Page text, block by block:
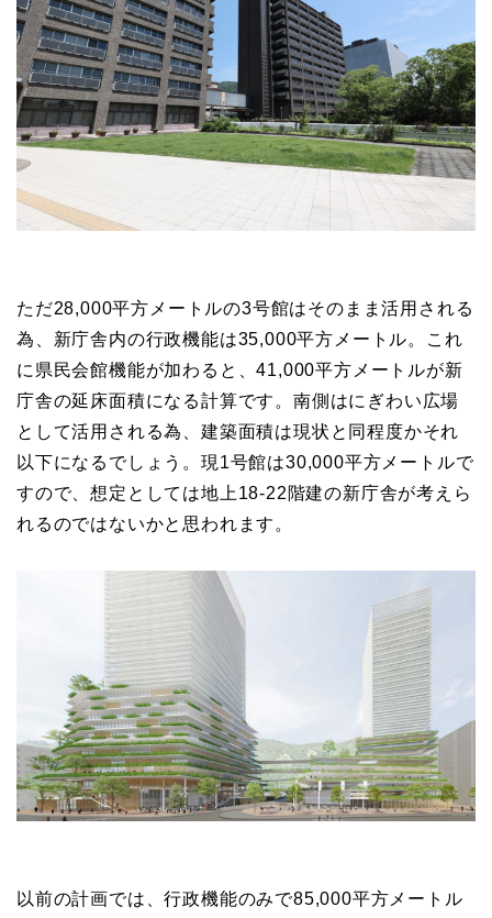
ただ28,000平方メートルの3号館はそのまま活用される
為、新庁舎内の行政機能は35,000平方メートル。これ
に県民会館機能が加わると、41,000平方メートルが新
庁舎の延床面積になる計算です。南側はにぎわい広場
として活用される為、建築面積は現状と同程度かそれ
以下になるでしょう。現1号館は30,000平方メートルで
すので、想定としては地上18-22階建の新庁舎が考えら
れるのではないかと思われます。
以前の計画では、行政機能のみで85,000平方メートル